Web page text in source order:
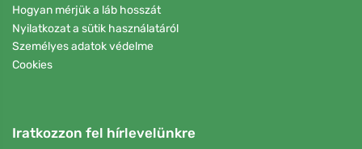
Hogyan mérjük a láb hosszát
Nyilatkozat a sütik használatáról
Személyes adatok védelme
Cookies
Iratkozzon fel hírlevelünkre